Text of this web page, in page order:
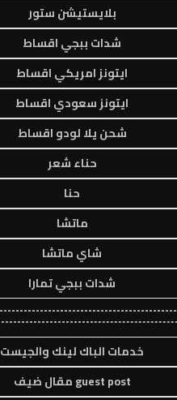
بلايستيشن ستور
شدات ببجي اقساط
ايتونز امريكي اقساط
ايتونز سعودي اقساط
شحن يلا لودو اقساط
حناء شعر
حنا
ماتشا
شاي ماتشا
شدات ببجي تمارا
خدمات الباك لينك والجيست
guest post مقال ضيف